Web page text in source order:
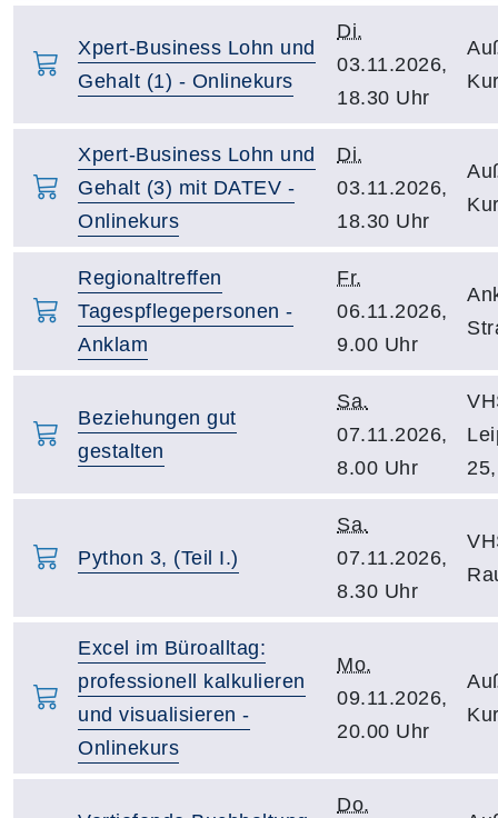
Xpert-Business Lohn und
Gehalt (1) - Onlinekurs
Di.
03.11.2026,
18.30 Uhr
Xpert-Business Lohn und
Gehalt (3) mit DATEV -
Onlinekurs
Di.
03.11.2026,
18.30 Uhr
Regionaltreffen
Tagespflegepersonen -
Anklam
Fr.
06.11.2026,
9.00 Uhr
Beziehungen gut
gestalten
Sa.
07.11.2026,
8.00 Uhr
Python 3, (Teil I.)
Sa.
07.11.2026,
8.30 Uhr
Excel im Büroalltag:
professionell kalkulieren
und visualisieren -
Onlinekurs
Mo.
09.11.2026,
20.00 Uhr
Do.